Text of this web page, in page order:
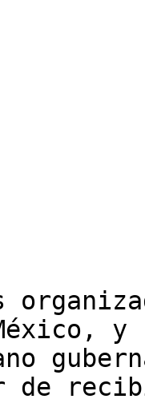
de